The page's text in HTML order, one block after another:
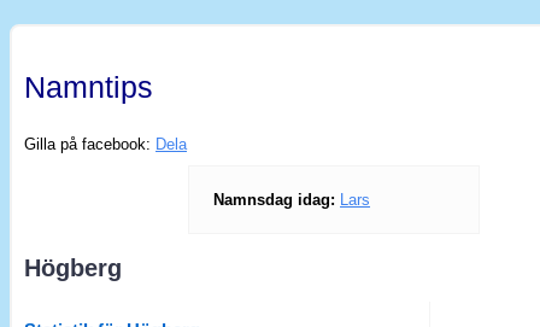
Namntips
Gilla på facebook: Dela
Namnsdag idag: Lars
Högberg